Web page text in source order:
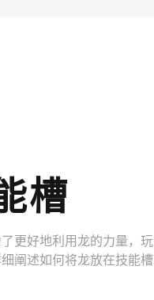
槽
更好地利用龙的力量，玩
阐述如何将龙放在技能槽